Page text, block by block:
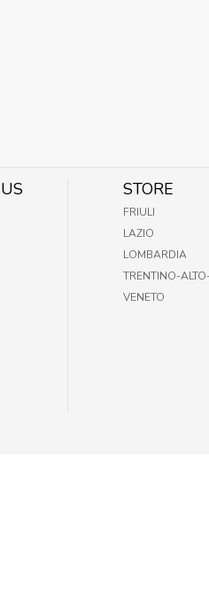
STORE
FRIULI
LAZIO
LOMBARDIA
TRENTINO-
VENETO